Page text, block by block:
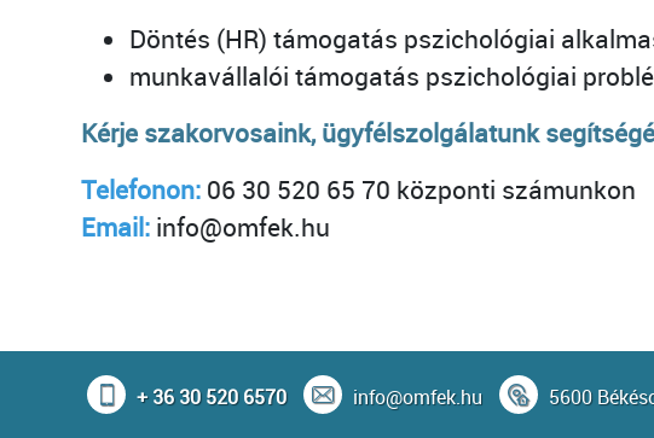
Döntés (HR) támogatás pszichológiai
munkavállalói támogatás pszichológiai
Kérje szakorvosaink, ügyfélszolgálatunk
Telefonon: 06 30 520 65 70 központi számunkon
Email: info@omfek.hu
+ 36 30 520 6570 info@omfek.hu 5600